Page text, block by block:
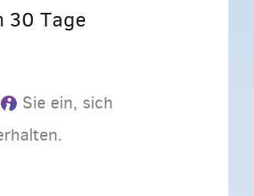
30 Tage
Sie ein, sich